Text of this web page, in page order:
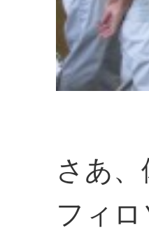
さあ
フィ